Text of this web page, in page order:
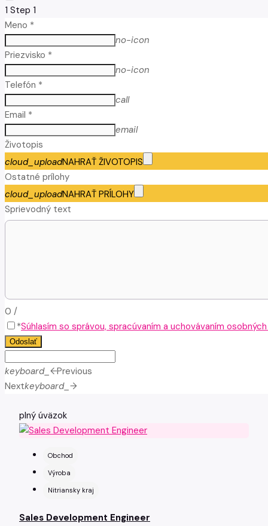
1 Step 1
Meno *
no-icon
Priezvisko *
no-icon
Telefón *
call
Email *
email
Životopis
cloud_uploadNAHRAŤ ŽIVOTOPIS
Ostatné prílohy
cloud_uploadNAHRAŤ PRÍLOHY
Sprievodný text
0 /
*Súhlasím so správou, spracúvaním a uchovávaním
Odoslať
keyboard_arrow_leftPrevious
Nextkeyboard_arrow_right
plný úväzok
Obchod
Výroba
Nitriansky kraj
Sales Development Engineer